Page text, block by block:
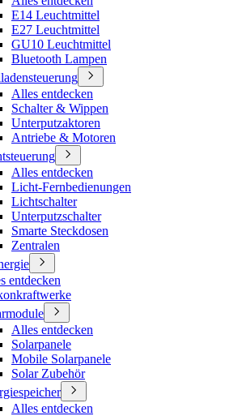
E14 Leuchtmittel
E27 Leuchtmittel
GU10 Leuchtmittel
Bluetooth Lampen
Alles entdecken
Schalter & Wippen
Unterputzaktoren
Antriebe & Motoren
Alles entdecken
Licht-Fernbedienungen
Lichtschalter
Unterputzschalter
Smarte Steckdosen
Zentralen
entdecken
Alles entdecken
Solarpanele
Mobile Solarpanele
Solar Zubehör
Alles entdecken